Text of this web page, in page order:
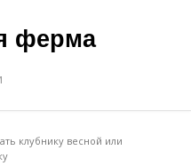
ферма
клубнику весной или